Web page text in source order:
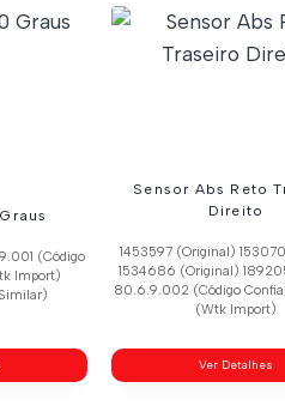
(Código
Import)
Sensor Abs Reto
Direito
1453597 (Original)
1534686 (Original)
80.6.9.002 (Código
(Wtk Import)
Ver Detalhes